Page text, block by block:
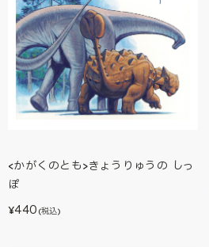
<かがくのとも>きょうりゅうの しっ
ぽ
¥440 (税込)